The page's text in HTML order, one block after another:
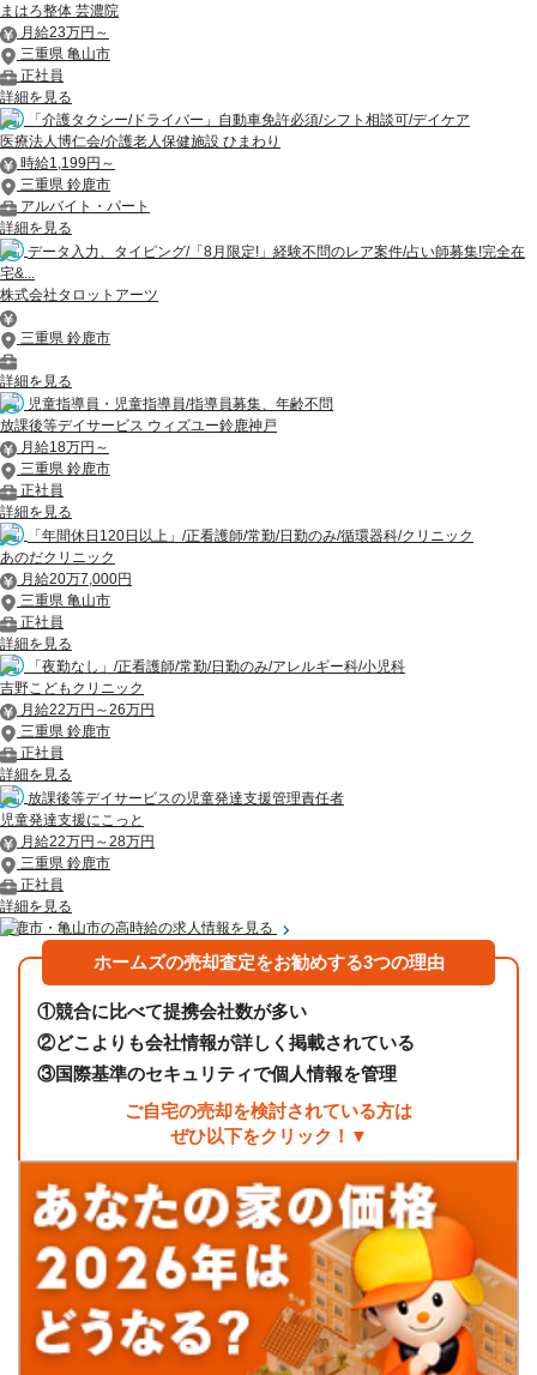
まはろ整体 芸濃院
月給23万円～
三重県 亀山市
正社員
詳細を見る
「介護タクシー/ドライバー」自動車免許必須/シフト相談可/デイケア
医療法人博仁会/介護老人保健施設 ひまわり
時給1,199円～
三重県 鈴鹿市
アルバイト・パート
詳細を見る
データ入力、タイピング/「8月限定!」経験不問のレア案件/占い師募集!完全在
宅&...
株式会社タロットアーツ
三重県 鈴鹿市
詳細を見る
児童指導員・児童指導員/指導員募集、年齢不問
放課後等デイサービス ウィズユー鈴鹿神戸
月給18万円～
三重県 鈴鹿市
正社員
詳細を見る
「年間休日120日以上」/正看護師/常勤/日勤のみ/循環器科/クリニック
あのだクリニック
月給20万7,000円
三重県 亀山市
正社員
詳細を見る
「夜勤なし」/正看護師/常勤/日勤のみ/アレルギー科/小児科
吉野こどもクリニック
月給22万円～26万円
三重県 鈴鹿市
正社員
詳細を見る
放課後等デイサービスの児童発達支援管理責任者
児童発達支援にこっと
月給22万円～28万円
三重県 鈴鹿市
正社員
詳細を見る
鈴鹿市・亀山市の高時給の求人情報を見る
ホームズの売却査定をお勧めする3つの理由
①競合に比べて提携会社数が多い
②どこよりも会社情報が詳しく掲載されている
③国際基準のセキュリティで個人情報を管理
ご自宅の売却を検討されている方は
ぜひ以下をクリック！▼